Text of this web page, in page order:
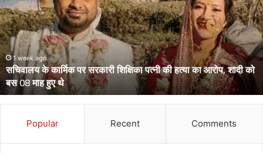
आईपीएस
पहुंचे
हाईकोर्ट,
आईजी
से
डीआईजी
बनाकर
भेजे
गए
प्रतिनियुक्ति
March 13, 2026
उत्तराखंड के दो आईपीएस पहुंचे हाईकोर्ट, आईजी से डीआईजी बनाकर भेजे गए
थे केंद्रीय प्रतिनियुक्ति पर
Popular Recent Comments